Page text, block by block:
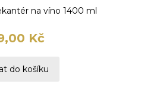
na víno 1400 ml
Kč
do košíku